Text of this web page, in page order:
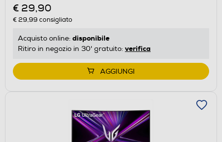
€ 29,90
€ 29,99 consigliato
Acquisto online: disponibile
Ritiro in negozio in 30' gratuito: verifica
AGGIUNGI